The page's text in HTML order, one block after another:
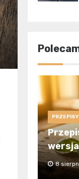
PRZEPISY
8